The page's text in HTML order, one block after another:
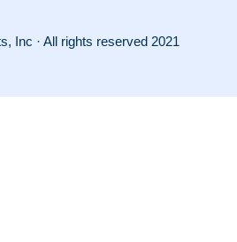
Inc · All rights reserved 2021